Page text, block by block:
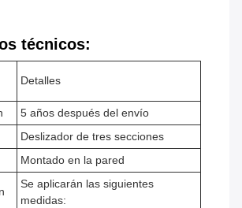
técnicos:
Detalles
5 años después del envío
Deslizador de tres secciones
Montado en la pared
Se aplicarán las siguientes
medidas: